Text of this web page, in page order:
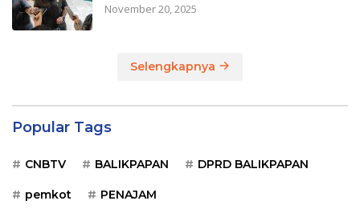
November 20, 2025
Selengkapnya
Popular Tags
CNBTV BALIKPAPAN DPRD BALIKPAPAN
pemkot PENAJAM